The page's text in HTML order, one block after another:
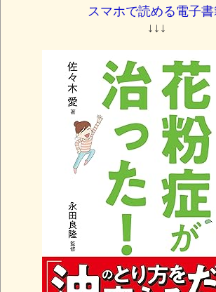
スマホで読める電子
↓↓↓